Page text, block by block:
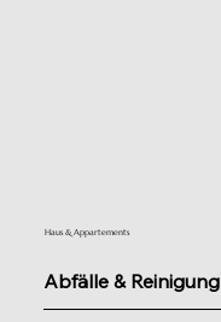
Haus & Appartements
Abfälle & Reinigung